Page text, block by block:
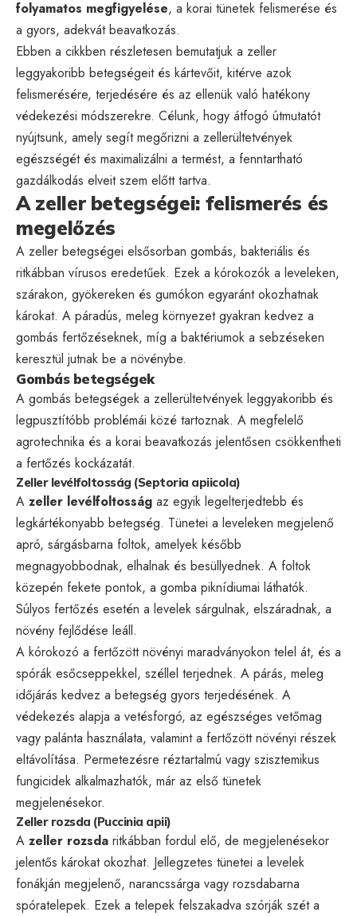
folyamatos megfigyelése, a korai tünetek felismerése és
a gyors, adekvát beavatkozás.
Ebben a cikkben részletesen bemutatjuk a zeller
leggyakoribb betegségeit és kártevőit, kitérve azok
felismerésére, terjedésére és az ellenük való hatékony
védekezési módszerekre. Célunk, hogy átfogó útmutatót
nyújtsunk, amely segít megőrizni a zellerültetvények
egészségét és maximalizálni a termést, a fenntartható
gazdálkodás elveit szem előtt tartva.
A zeller betegségei: felismerés és
megelőzés
A zeller betegségei elsősorban gombás, bakteriális és
ritkábban vírusos eredetűek. Ezek a kórokozók a leveleken,
szárakon, gyökereken és gumókon egyaránt okozhatnak
károkat. A páradús, meleg környezet gyakran kedvez a
gombás fertőzéseknek, míg a baktériumok a sebzéseken
keresztül jutnak be a növénybe.
Gombás betegségek
A gombás betegségek a zellerültetvények leggyakoribb és
legpusztítóbb problémái közé tartoznak. A megfelelő
agrotechnika és a korai beavatkozás jelentősen csökkentheti
a fertőzés kockázatát.
Zeller levélfoltosság (Septoria apiicola)
A zeller levélfoltosság az egyik legelterjedtebb és
legkártékonyabb betegség. Tünetei a leveleken megjelenő
apró, sárgásbarna foltok, amelyek később
megnagyobbodnak, elhalnak és besüllyednek. A foltok
közepén fekete pontok, a gomba piknídiumai láthatók.
Súlyos fertőzés esetén a levelek sárgulnak, elszáradnak, a
növény fejlődése leáll.
A kórokozó a fertőzött növényi maradványokon telel át, és a
spórák esőcseppekkel, széllel terjednek. A párás, meleg
időjárás kedvez a betegség gyors terjedésének. A
védekezés alapja a vetésforgó, az egészséges vetőmag
vagy palánta használata, valamint a fertőzött növényi részek
eltávolítása. Permetezésre réztartalmú vagy szisztemikus
fungicidek alkalmazhatók, már az első tünetek
megjelenésekor.
Zeller rozsda (Puccinia apii)
A zeller rozsda ritkábban fordul elő, de megjelenésekor
jelentős károkat okozhat. Jellegzetes tünetei a levelek
fonákján megjelenő, narancssárga vagy rozsdabarna
spóratelepek. Ezek a telepek felszakadva szórják szét a